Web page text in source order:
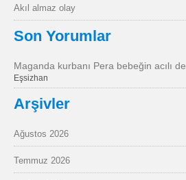
Akıl almaz olay
Son Yorumlar
Maganda kurbanı Pera bebeğin acılı
Eşsizhan
Arşivler
Ağustos 2026
Temmuz 2026